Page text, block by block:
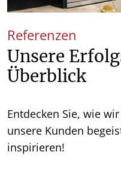
Referenzen
Unsere
Überblick
Entdecken Sie, wie
unsere Kunden
inspirieren!